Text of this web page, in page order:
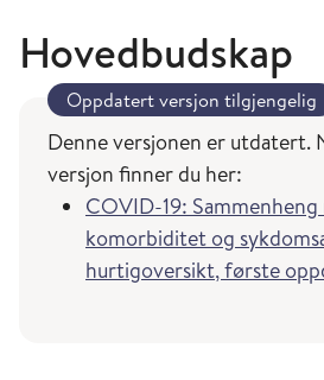
Hovedbudskap
Oppdatert versjon tilgjengelig
Denne versjonen er utdatert.
versjon finner du her:
COVID-19:
komorbiditet og
hurtigoversikt, første